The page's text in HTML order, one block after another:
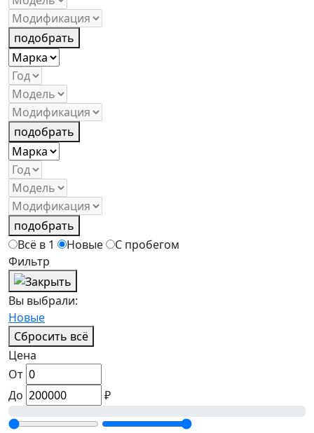
подобрать
подобрать
подобрать
Всё в 1
Новые
С пробегом
Фильтр
Вы выбрали:
Новые
Сбросить всё
Цена
От
До
₽